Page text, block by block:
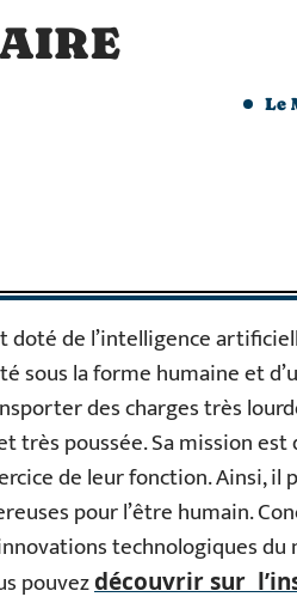
Le
doté de l’intelligence
sous la forme humaine et
des charges très
très poussée. Sa mission est
de leur fonction. Ainsi, il
pour l’être humain.
technologiques
pouvezdécouvrir sur